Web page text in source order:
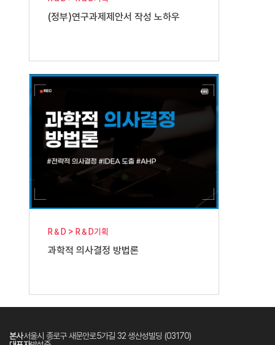
(정부)연구과제제안서 작성 노하우
R＆D > R＆D기획
과학적 의사결정 방법론
본사서울시 종로구 새문안로5가길 32 생산성빌딩 (03170)